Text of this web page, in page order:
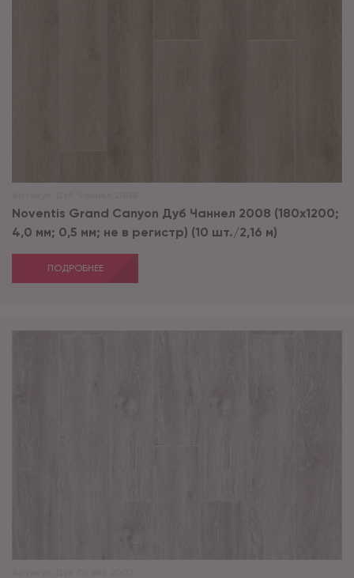
Noventis Grand Сanyon Дуб Чаннел 2008 (180x1200;
4,0 мм; 0,5 мм; не в регистр) (10 шт./2,16 м)
ПОДРОБНЕЕ